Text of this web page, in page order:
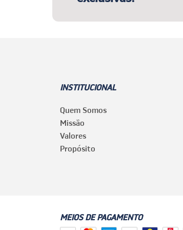
INSTITUCIONAL
Quem Somos
Missão
Valores
Propósito
MEIOS DE PAGAMENTO